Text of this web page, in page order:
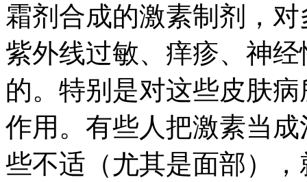
霜剂合成的激素制剂，
紫外线过敏、痒疹、神
的。特别是对这些皮肤
作用。有些人把激素当
些不适（尤其是面部）